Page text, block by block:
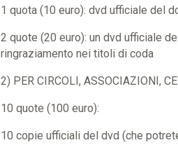
1 quota (10 euro): dvd ufficiale del
2 quote (20 euro): un dvd ufficiale
ringraziamento nei titoli di coda
2) PER CIRCOLI, ASSOCIAZIONI,
10 quote (100 euro):
10 copie ufficiali del dvd (che